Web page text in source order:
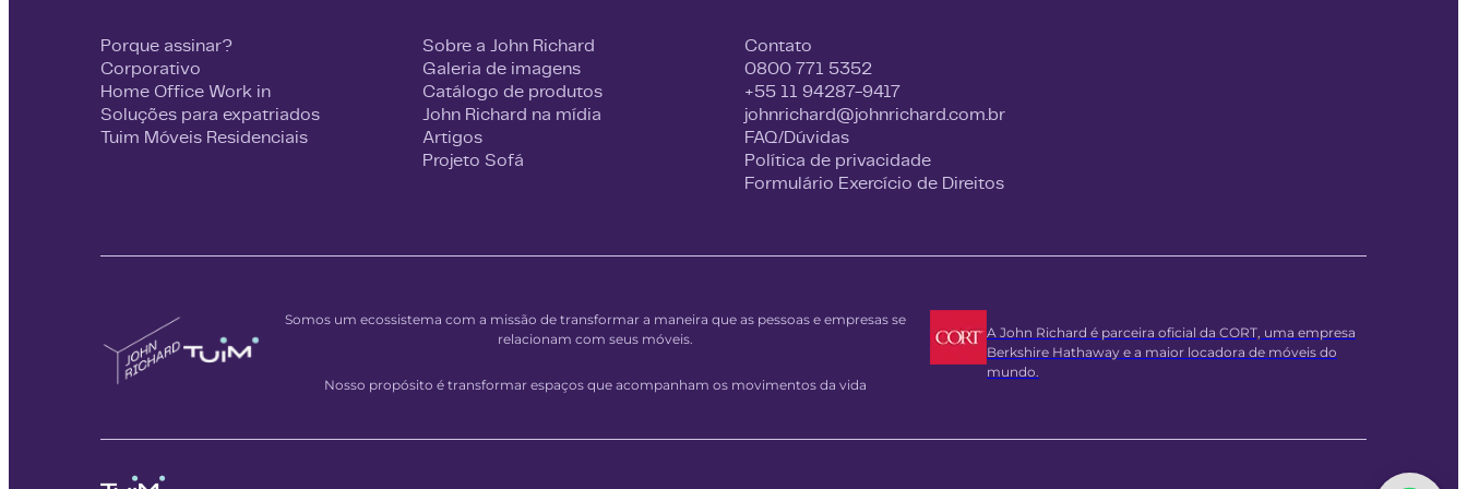
Porque assinar?
Corporativo
Home Office Work in
Soluções para expatriados
Tuim Móveis Residenciais
Sobre a John Richard
Galeria de imagens
Catálogo de produtos
John Richard na mídia
Artigos
Projeto Sofá
Contato
0800 771 5352
+55 11 94287-9417
johnrichard@johnrichard.com.br
FAQ/Dúvidas
Política de privacidade
Formulário Exercício de Direitos
Somos um ecossistema com a missão de transformar a maneira que as pessoas e empresas se
relacionam com seus móveis.
Nosso propósito é transformar espaços que acompanham os movimentos da vida
A John Richard é parceira oficial da CORT, uma empresa
Berkshire Hathaway e a maior locadora de móveis do
mundo.